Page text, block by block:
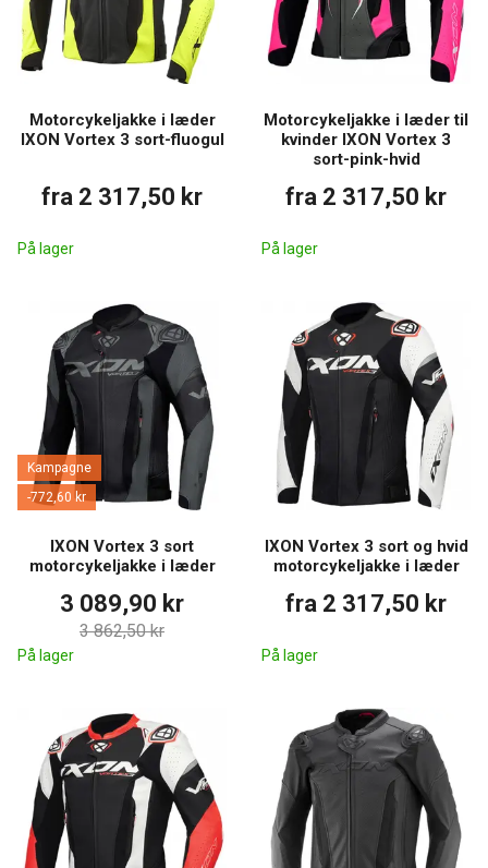
Motorcykeljakke i læder
IXON Vortex 3 sort-fluogul
fra 2 317,50 kr
På lager
Motorcykeljakke i læder til
kvinder IXON Vortex 3
sort-pink-hvid
fra 2 317,50 kr
På lager
Kampagne
-772,60 kr
IXON Vortex 3 sort
motorcykeljakke i læder
3 089,90 kr
3 862,50 kr
På lager
IXON Vortex 3 sort og hvid
motorcykeljakke i læder
fra 2 317,50 kr
På lager